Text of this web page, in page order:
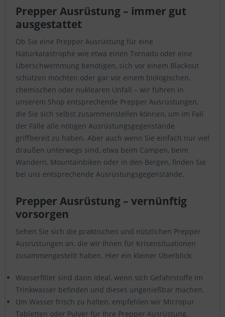
Prepper Ausrüstung – immer gut
ausgestattet
Ob Sie eine Prepper Ausrüstung für eine
Naturkatastrophe wie etwa einen Tornado oder eine
Überschwemmung benötigen, sich vor einem Blackout
schützen möchten oder gar vor einem biologischen,
chemischen oder nuklearen Unfall – wir führen in
unserem Shop entsprechende Prepper Ausrüstungen,
die Sie sich selbst zusammenstellen können, um im Fall
der Fälle alle nötigen Ausrüstungsgegenstände
griffbereit zu haben. Aber auch wenn Sie einfach nur viel
draußen unterwegs sind, etwa beim Campen, beim
Wandern, Mountainbiken oder in den Bergen, finden Sie
bei uns entsprechende Ausrüstungsgegenstände.
Prepper Ausrüstung – vernünftig
vorsorgen
Sehen Sie sich die praktischen und nützlichen Prepper
Ausrüstungen an, die wir Ihnen für Krisensituationen
zusammengestellt haben. Hier ein kleiner Überblick:
Wasserfilter sind dann ideal, wenn sich Gefahrstoffe im
Trinkwasser befinden und dieses ungenießbar machen.
Um Wasser frisch zu halten, empfehlen wir Micropur
Tabletten oder Pulver für Ihre Prepper Ausrüstung.